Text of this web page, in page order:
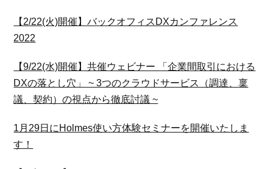
【2/22(火)開催】バックオフィスDXカンファレンス
2022
【9/22(水)開催】共催ウェビナー 「企業間取引における
DXの落とし穴」 ~ 3つのクラウドサービス（調達、稟
議、契約）の視点から徹底討議 ~
1月29日にHolmes使い方体験セミナーを開催いたしま
す！